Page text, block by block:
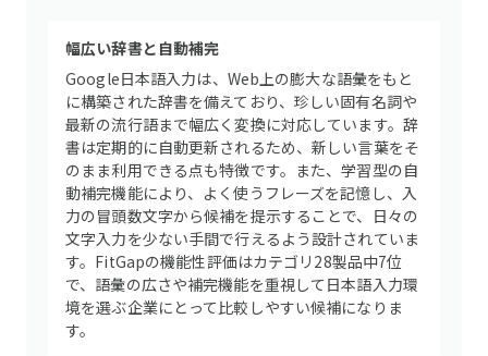
幅広い辞書と自動補完
Google日本語入力は、Web上の膨大な語彙をもと
に構築された辞書を備えており、珍しい固有名詞や
最新の流行語まで幅広く変換に対応しています。辞
書は定期的に自動更新されるため、新しい言葉をそ
のまま利用できる点も特徴です。また、学習型の自
動補完機能により、よく使うフレーズを記憶し、入
力の冒頭数文字から候補を提示することで、日々の
文字入力を少ない手間で行えるよう設計されていま
す。FitGapの機能性評価はカテゴリ28製品中7位
で、語彙の広さや補完機能を重視して日本語入力環
境を選ぶ企業にとって比較しやすい候補になりま
す。